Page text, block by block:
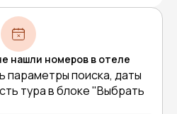
нашли номеров в отеле
параметры поиска, даты
тура в блоке "Выбрать